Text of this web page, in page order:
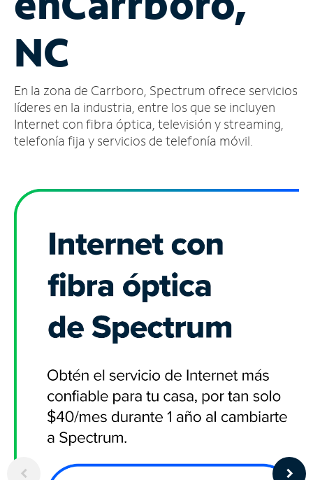
cuenta
Encuentra
tienda
NC
En la zona de Carrboro, Spectrum ofrece servicios
líderes en la industria, entre los que se incluyen
Internet con fibra óptica, televisión y streaming,
telefonía fija y servicios de telefonía móvil.